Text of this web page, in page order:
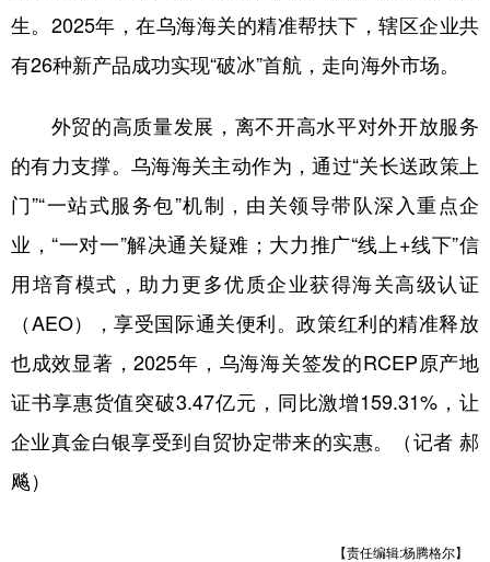
浙江 安徽 福建 江西
山东 河南 湖北 湖南
广东 广西 海南 重庆
四川 贵州 云南 西藏
陕西 甘肃 青海 宁夏
内蒙古 黑龙江
English Español Français عربى
Русский язык 日本語 한국어
生。2025年，在乌海海关的精准帮扶下，辖区企业共
有26种新产品成功实现“破冰”首航，走向海外市场。
外贸的高质量发展，离不开高水平对外开放服务
的有力支撑。乌海海关主动作为，通过“关长送政策上
门”“一站式服务包”机制，由关领导带队深入重点企
业，“一对一”解决通关疑难；大力推广“线上+线下”信
用培育模式，助力更多优质企业获得海关高级认证
（AEO），享受国际通关便利。政策红利的精准释放
也成效显著，2025年，乌海海关签发的RCEP原产地
证书享惠货值突破3.47亿元，同比激增159.31%，让
企业真金白银享受到自贸协定带来的实惠。（记者 郝
飚）
【责任编辑:杨腾格尔】